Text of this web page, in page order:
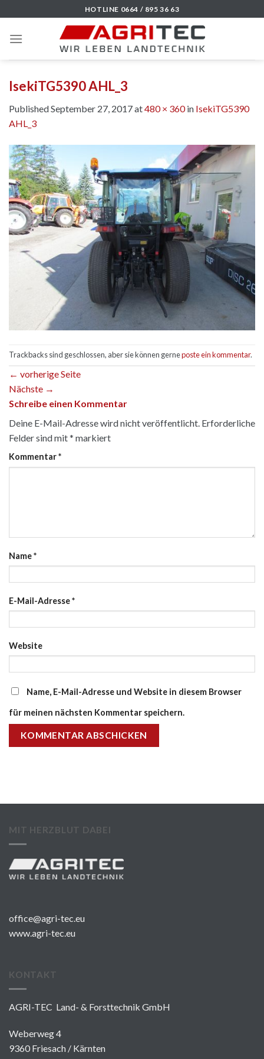
to
content
HOTLINE 0664 / 895 36 63
IsekiTG5390 AHL_3
PublishedSeptember 27, 2017at480 × 360in IsekiTG5390
AHL_3
Trackbacks sind geschlossen, aber sie können gerneposte ein kommentar.
← vorherige Seite
Nächste →
Schreibe einen Kommentar
Deine E-Mail-Adresse wird nicht veröffentlicht. Erforderliche
Felder sind mit* markiert
Kommentar*
Name*
E-Mail-Adresse*
Website
Name, E-Mail-Adresse und Website in diesem Browser
für meinen nächsten Kommentar speichern.
MIT HERZBLUT DABEI
office@agri-tec.eu
www.agri-tec.eu
KONTAKT
AGRI-TEC Land- & Forsttechnik GmbH
Weberweg 4
9360 Friesach / Kärnten